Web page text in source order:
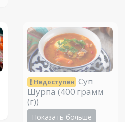
Недоступен Суп
Шурпа (400 грамм
(г))
Показать больше